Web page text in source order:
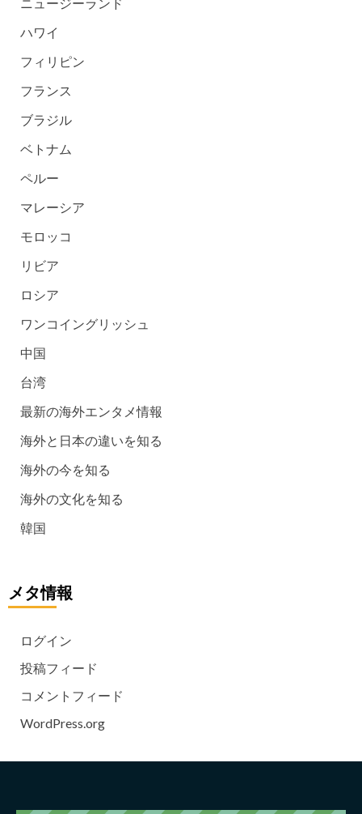
ハワイ
フィリピン
フランス
ブラジル
ベトナム
ペルー
マレーシア
モロッコ
リビア
ロシア
ワンコイングリッシュ
中国
台湾
最新の海外エンタメ情報
海外と日本の違いを知る
海外の今を知る
海外の文化を知る
韓国
メタ情報
ログイン
投稿フィード
コメントフィード
WordPress.org